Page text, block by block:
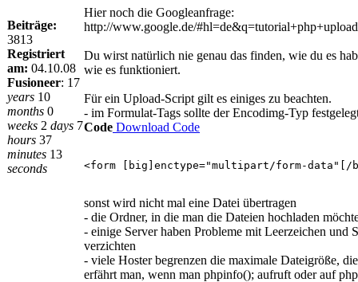
Beiträge:
3813
Registriert
am: 04.10.08
Fusioneer: 17
years 10
months 0
weeks 2 days 7
hours 37
minutes 13
seconds
Hier noch die Googleanfrage:
http://www.google.de/
Du wirst natürlich nie genau das finden, wie du es
wie es funktioniert.
Für ein Upload-Script gilt es einiges zu beachten.
- im Formulat-Tags sollte der Encodimg-Typ
Code Download Code
<form [big]enctype="multipart/form-data"[/
sonst wird nicht mal eine Datei übertragen
- die Ordner, in die man die Dateien hochladen
- einige Server haben Probleme mit Leerzeichen und
verzichten
- viele Hoster begrenzen die maximale Dateigröße,
erfährt man, wenn man phpinfo(); aufruft oder auf